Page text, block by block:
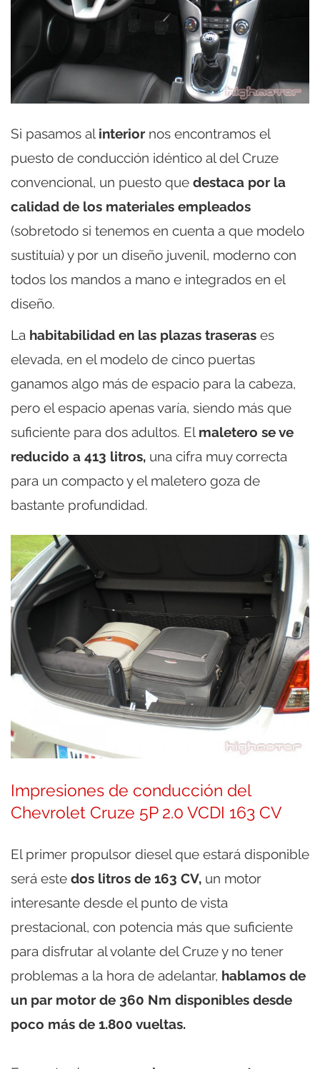
Si pasamos al interior nos encontramos el
puesto de conducción idéntico al del Cruze
convencional, un puesto que destaca por la
calidad de los materiales empleados
(sobretodo si tenemos en cuenta a que modelo
sustituía) y por un diseño juvenil, moderno con
todos los mandos a mano e integrados en el
diseño.
La habitabilidad en las plazas traseras es
elevada, en el modelo de cinco puertas
ganamos algo más de espacio para la cabeza,
pero el espacio apenas varía, siendo más que
suficiente para dos adultos. El maletero se ve
reducido a 413 litros, una cifra muy correcta
para un compacto y el maletero goza de
bastante profundidad.
Impresiones de conducción del
Chevrolet Cruze 5P 2.0 VCDI 163 CV
El primer propulsor diesel que estará disponible
será este dos litros de 163 CV, un motor
interesante desde el punto de vista
prestacional, con potencia más que suficiente
para disfrutar al volante del Cruze y no tener
problemas a la hora de adelantar, hablamos de
un par motor de 360 Nm disponibles desde
poco más de 1.800 vueltas.